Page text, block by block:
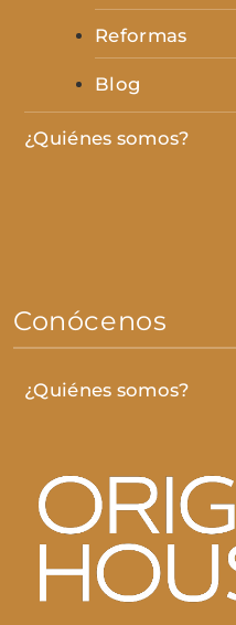
Reformas
Blog
¿Quiénes somos?
Conócenos
¿Quiénes somos?